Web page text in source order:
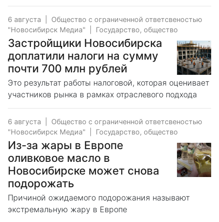
6 августа
Общество с ограниченной ответсвеностью
"Новосибирск Медиа"
Государство, общество
Застройщики Новосибирска
доплатили налоги на сумму
почти 700 млн рублей
Это результат работы налоговой, которая оценивает
участников рынка в рамках отраслевого подхода
6 августа
Общество с ограниченной ответсвеностью
"Новосибирск Медиа"
Государство, общество
Из-за жары в Европе
оливковое масло в
Новосибирске может снова
подорожать
Причиной ожидаемого подорожания называют
экстремальную жару в Европе